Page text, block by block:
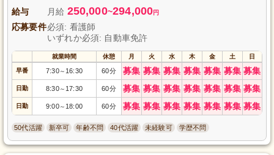
給与 月給 250,000~294,000円
応募要件必須: 看護師
いずれか必須: 自動車免許
就業時間 休憩 月 火 水 木 金 土 日
早番 7:30～ 16:30 60分 募集 募集 募集 募集 募集 募集 募集
日勤 8:30～ 17:30 60分 募集 募集 募集 募集 募集 募集 募集
日勤 9:00～ 18:00 60分 募集 募集 募集 募集 募集 募集 募集
50代活躍 新卒可 年齢不問 40代活躍 未経験可 学歴不問